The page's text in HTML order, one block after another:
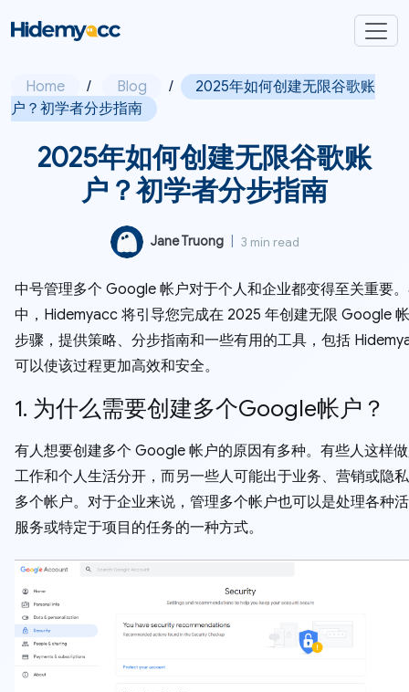
Home / Blog /
2025年如何创建无限谷歌账
户？初学者分步指南
2025年如何创建无限谷歌账
户？初学者分步指南
Jane Truong 3 min read
中号管理多个 Google 帐户对于个人和企业都变得至关重要
中，Hidemyacc 将引导您完成在 2025 年创建无限 Google
步骤，提供策略、分步指南和一些有用的工具，包括
可以使该过程更加高效和安全。
1. 为什么需要创建多个Google帐户？
有人想要创建多个 Google 帐户的原因有多种。有些人这样
工作和个人生活分开，而另一些人可能出于业务、营销或隐
多个帐户。对于企业来说，管理多个帐户也可以是处理各种
服务或特定于项目的任务的一种方式。